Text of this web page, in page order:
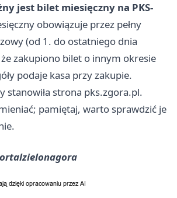
jest bilet miesięczny na PKS-
obowiązuje przez pełny
(od 1. do ostatniego dnia
zakupiono bilet o innym okresie
podaje kasa przy zakupie.
stanowiła strona pks.zgora.pl.
pamiętaj, warto sprawdzić je